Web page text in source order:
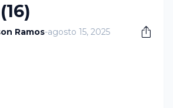
Ramos-agosto 15, 2025